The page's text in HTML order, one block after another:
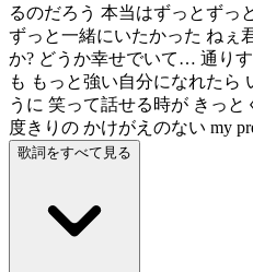
るのだろう 本当はずっとずっ
ずっと一緒にいたかった ねぇ
か? どうか幸せでいて… 通り
も もっと強い自分になれたら
うに 笑って話せる時が きっ
度きりの かけがえのない my
歌詞をすべて見る